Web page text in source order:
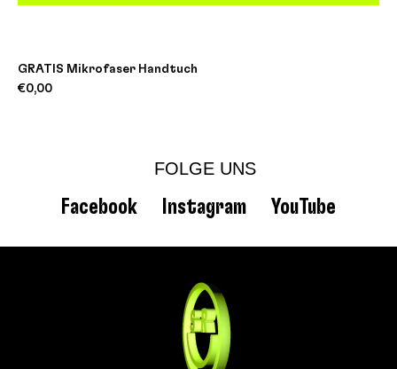
GRATIS Mikrofaser Handtuch
€0,00
FOLGE UNS
Facebook Instagram YouTube